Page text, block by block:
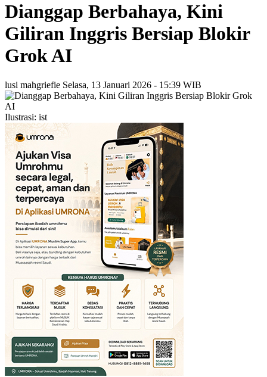
Dianggap Berbahaya, Kini
Giliran Inggris Bersiap Blokir
Grok AI
lusi mahgriefie Selasa, 13 Januari 2026 - 15:39 WIB
Ilustrasi: ist